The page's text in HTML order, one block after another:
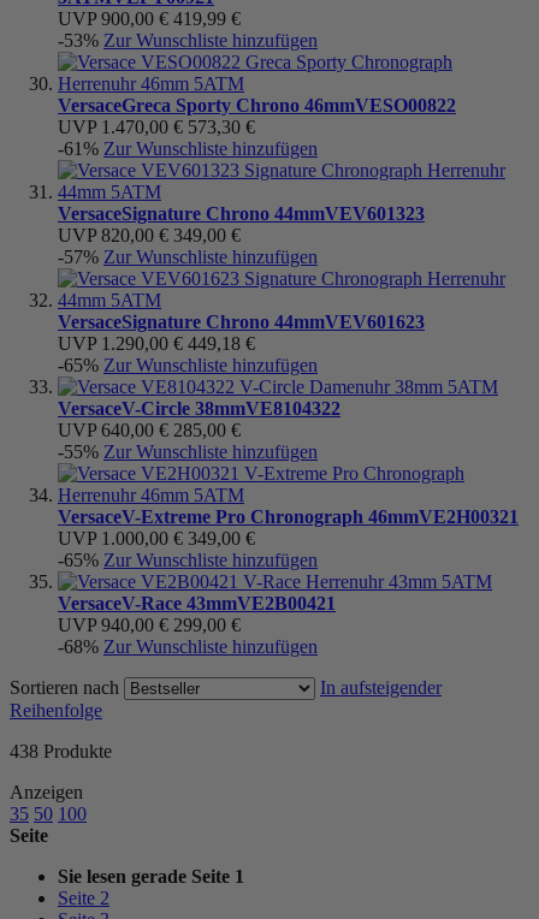
UVP 900,00 € 419,99 €
-53% Zur Wunschliste hinzufügen
VersaceGreca Sporty Chrono 46mmVESO00822
UVP 1.470,00 € 573,30 €
-61% Zur Wunschliste hinzufügen
VersaceSignature Chrono 44mmVEV601323
UVP 820,00 € 349,00 €
-57% Zur Wunschliste hinzufügen
VersaceSignature Chrono 44mmVEV601623
UVP 1.290,00 € 449,18 €
-65% Zur Wunschliste hinzufügen
VersaceV-Circle 38mmVE8104322
UVP 640,00 € 285,00 €
-55% Zur Wunschliste hinzufügen
VersaceV-Extreme Pro Chronograph 46mmVE2H00321
UVP 1.000,00 € 349,00 €
-65% Zur Wunschliste hinzufügen
VersaceV-Race 43mmVE2B00421
UVP 940,00 € 299,00 €
-68% Zur Wunschliste hinzufügen
Sortieren nach
In aufsteigender
Reihenfolge
438 Produkte
Anzeigen
35 50 100
Seite
Sie lesen gerade Seite 1
Seite 2